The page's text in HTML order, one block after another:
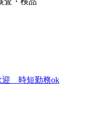
迎 時短勤務ok